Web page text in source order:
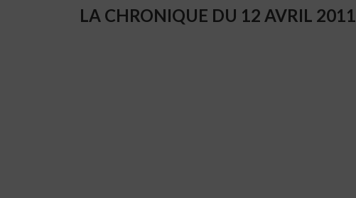
LA CHRONIQUE DU 12 AVRIL 2011